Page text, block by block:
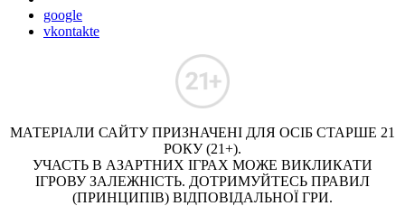
google
vkontakte
МАТЕРІАЛИ САЙТУ ПРИЗНАЧЕНІ ДЛЯ ОСІБ СТАРШЕ 21
РОКУ (21+).
УЧАСТЬ В АЗАРТНИХ ІГРАХ МОЖЕ ВИКЛИКАТИ
ІГРОВУ ЗАЛЕЖНІСТЬ. ДОТРИМУЙТЕСЬ ПРАВИЛ
(ПРИНЦИПІВ) ВІДПОВІДАЛЬНОЇ ГРИ.